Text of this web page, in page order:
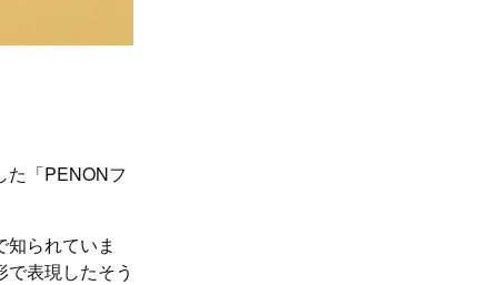
た「PENONフ
られていま
表現したそう